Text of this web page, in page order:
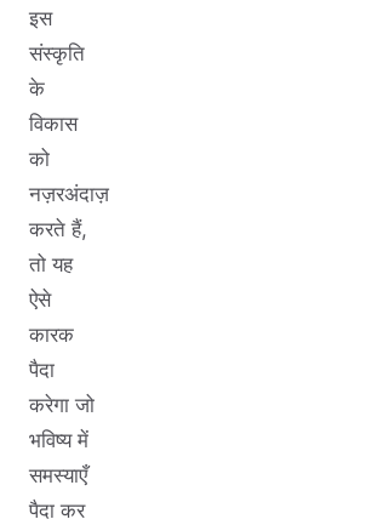
इस
संस्कृति
के
विकास
को
नज़रअंदाज़
करते हैं,
तो यह
ऐसे
कारक
पैदा
करेगा जो
भविष्य में
समस्याएँ
पैदा कर